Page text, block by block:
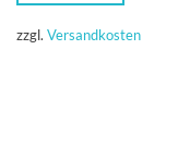
zzgl. Versandkosten